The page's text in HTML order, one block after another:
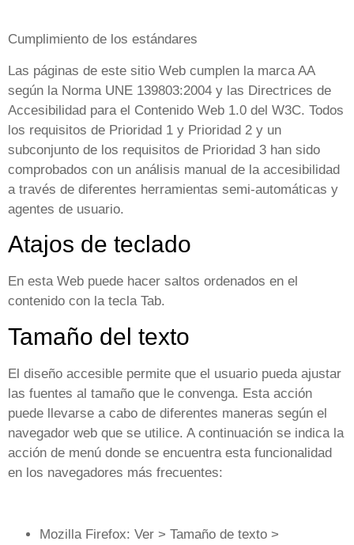
Cumplimiento de los estándares
Las páginas de este sitio Web cumplen la marca AA
según la Norma UNE 139803:2004 y las Directrices de
Accesibilidad para el Contenido Web 1.0 del W3C. Todos
los requisitos de Prioridad 1 y Prioridad 2 y un
subconjunto de los requisitos de Prioridad 3 han sido
comprobados con un análisis manual de la accesibilidad
a través de diferentes herramientas semi-automáticas y
agentes de usuario.
Atajos de teclado
En esta Web puede hacer saltos ordenados en el
contenido con la tecla Tab.
Tamaño del texto
El diseño accesible permite que el usuario pueda ajustar
las fuentes al tamaño que le convenga. Esta acción
puede llevarse a cabo de diferentes maneras según el
navegador web que se utilice. A continuación se indica la
acción de menú donde se encuentra esta funcionalidad
en los navegadores más frecuentes:
Mozilla Firefox: Ver > Tamaño de texto >